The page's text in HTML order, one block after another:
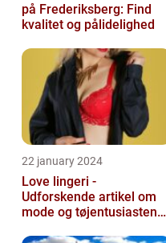
på Frederiksberg: Find
kvalitet og pålidelighed
22 january 2024
Love lingeri -
Udforskende artikel om
mode og tøjentusiastens